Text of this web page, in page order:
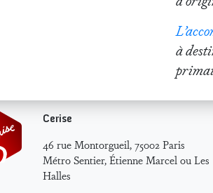
à
Cerise
46 rue Montorgueil, 75002 Paris
Métro Sentier, Étienne Marcel ou Les
Halles